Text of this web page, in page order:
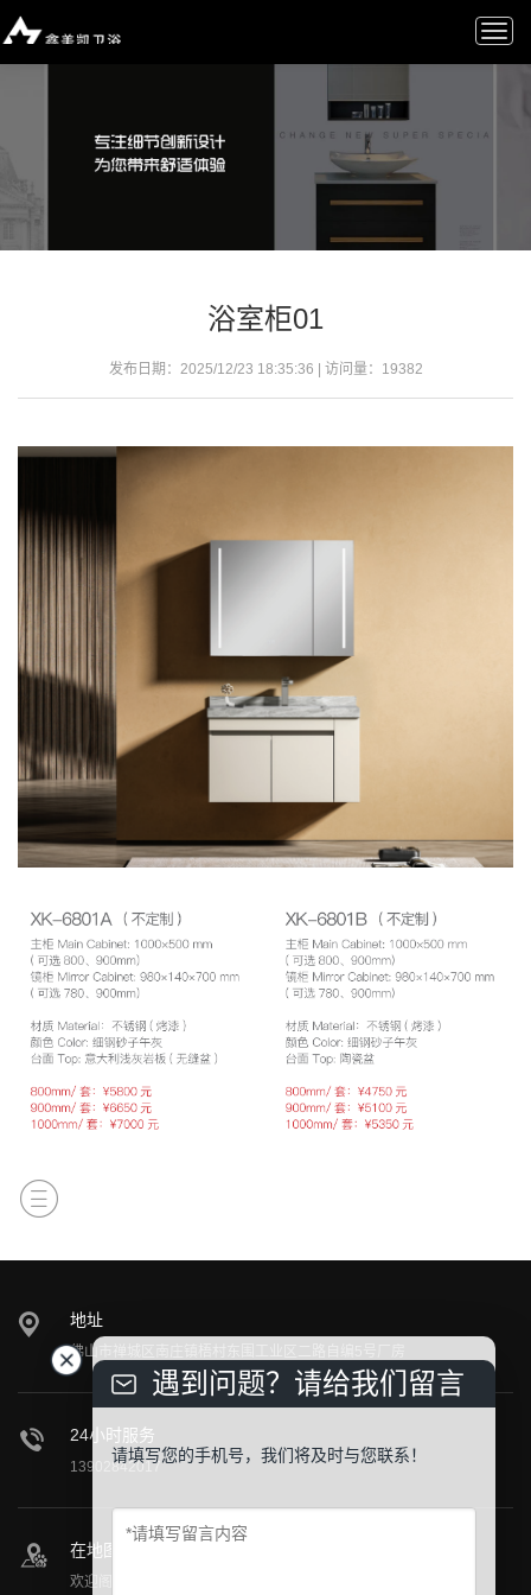
浴室柜01
发布日期：2025/12/23 18:35:36 | 访问量： 19382
地址
佛山市禅城区南庄镇梧村东围工业区二路自编5号厂房
24小时服务
13902842017
在地图上找到我们
欢迎阁下莅临公司参观指导！
遇到问题？请给我们留言
请填写您的手机号，我们将及时与您联系！